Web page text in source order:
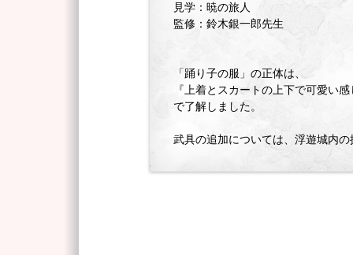
見学：暁の旅人
監修：鈴木銀一郎先生
「踊り子の服」の正体は、
『上着とスカートの上下で可愛い
で了解しました。
武具の追加については、浮遊城内